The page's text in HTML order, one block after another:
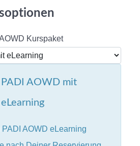
Kurspaket
PADI AOWD mit
eLearning
AOWD eLearning